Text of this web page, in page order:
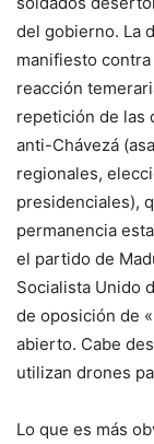
del gobierno. La
manifiesto
reacción
repetición de las
anti-Chávezá
regionales,
presidenciales),
permanencia
el partido de
Socialista Unido
de oposición de
abierto. Cabe
utilizan drones
Lo que es más